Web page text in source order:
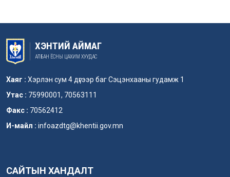
ХЭНТИЙ АЙМАГ
АЛБАН ЁСНЫ ЦАХИМ ХУУДАС
Хаяг : Хэрлэн сум 4 дүгээр баг Сэцэнхааны гудамж 1
Утас : 75990001, 70563111
Факс : 70562412
И-майл : infoazdtg@khentii.gov.mn
САЙТЫН ХАНДАЛТ